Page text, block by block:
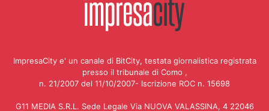
ImpresaCity e' un canale di BitCity, testata giornalistica registrata
presso il tribunale di Como ,
n. 21/2007 del 11/10/2007- Iscrizione ROC n. 15698
G11 MEDIA S.R.L. Sede Legale Via NUOVA VALASSINA, 4 22046